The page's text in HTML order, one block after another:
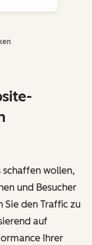
schaffen wollen,
und Besucher
Sie den Traffic zu
auf
Ihrer